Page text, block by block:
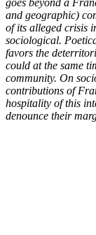
goes beyond a
and geographic)
of its alleged crisis
sociological.
favors the
could at the same
community. On
contributions of
hospitality of this
denounce their